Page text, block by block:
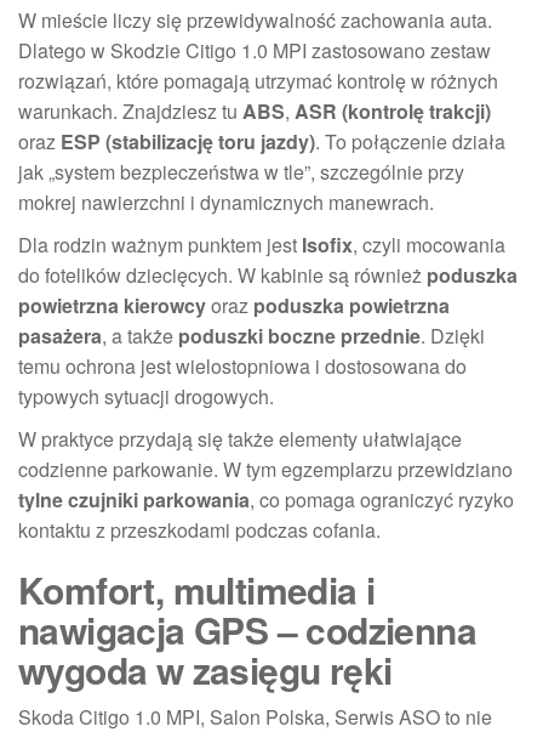
W mieście liczy się przewidywalność zachowania auta.
Dlatego w Skodzie Citigo 1.0 MPI zastosowano zestaw
rozwiązań, które pomagają utrzymać kontrolę w różnych
warunkach. Znajdziesz tu ABS, ASR (kontrolę trakcji)
oraz ESP (stabilizację toru jazdy). To połączenie działa
jak „system bezpieczeństwa w tle”, szczególnie przy
mokrej nawierzchni i dynamicznych manewrach.
Dla rodzin ważnym punktem jest Isofix, czyli mocowania
do fotelików dziecięcych. W kabinie są również poduszka
powietrzna kierowcyoraz poduszka powietrzna
pasażera, a także poduszki boczne przednie. Dzięki
temu ochrona jest wielostopniowa i dostosowana do
typowych sytuacji drogowych.
W praktyce przydają się także elementy ułatwiające
codzienne parkowanie. W tym egzemplarzu przewidziano
tylne czujniki parkowania, co pomaga ograniczyć ryzyko
kontaktu z przeszkodami podczas cofania.
Komfort, multimedia i
nawigacja GPS – codzienna
wygoda w zasięgu ręki
Skoda Citigo 1.0 MPI, Salon Polska, Serwis ASO to nie